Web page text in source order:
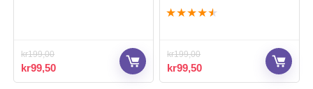
kr199,00
Opprinnelig
pris
kr99,50Nåværende
pris
★★★★★
kr199,00
Opprinnelig
pris
kr99,50Nåværende
pris